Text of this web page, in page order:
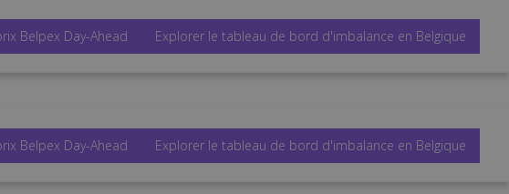
Belpex Day-Ahead Explorer le tableau de bord d'imbalance en Belgique
Belpex Day-Ahead Explorer le tableau de bord d'imbalance en Belgique